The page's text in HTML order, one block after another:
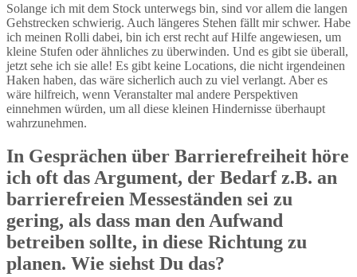
Solange ich mit dem Stock unterwegs bin, sind vor allem die langen
Gehstrecken schwierig. Auch längeres Stehen fällt mir schwer. Habe
ich meinen Rolli dabei, bin ich erst recht auf Hilfe angewiesen, um
kleine Stufen oder ähnliches zu überwinden. Und es gibt sie überall,
jetzt sehe ich sie alle! Es gibt keine Locations, die nicht irgendeinen
Haken haben, das wäre sicherlich auch zu viel verlangt. Aber es
wäre hilfreich, wenn Veranstalter mal andere Perspektiven
einnehmen würden, um all diese kleinen Hindernisse überhaupt
wahrzunehmen.
In Gesprächen über Barrierefreiheit höre
ich oft das Argument, der Bedarf z.B. an
barrierefreien Messeständen sei zu
gering, als dass man den Aufwand
betreiben sollte, in diese Richtung zu
planen. Wie siehst Du das?